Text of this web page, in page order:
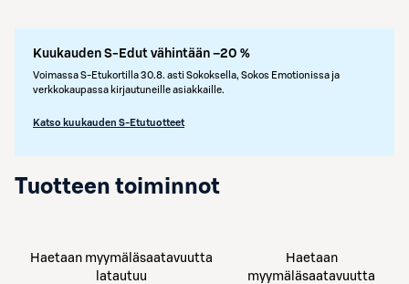
Kuukauden S-Edut vähintään –20 %
Voimassa S-Etukortilla 30.8. asti Sokoksella, Sokos Emotionissa ja
verkkokaupassa kirjautuneille asiakkaille.
Katso kuukauden S-Etutuotteet
Tuotteen toiminnot
Haetaan myymäläsaatavuutta
latautuu
Haetaan
myymäläsaatavuutta